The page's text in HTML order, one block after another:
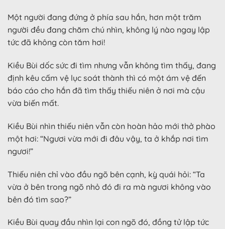
Một người đang đứng ở phía sau hắn, hơn một trăm
người đều đang chăm chú nhìn, không lý nào ngay lập
tức đã không còn tăm hơi!
Kiều Bùi dốc sức đi tìm nhưng vẫn không tìm thấy, đang
định kêu cấm vệ lục soát thành thì có một ám vệ đến
báo cáo cho hắn đã tìm thấy thiếu niên ở nơi mà cậu
vừa biến mất.
Kiều Bùi nhìn thiếu niên vẫn còn hoàn hảo mới thở phào
một hơi: “Ngươi vừa mới đi đâu vậy, ta ở khắp nơi tìm
ngươi!”
Thiếu niên chỉ vào đầu ngõ bên cạnh, kỳ quái hỏi: “Ta
vừa ở bên trong ngõ nhỏ đó đi ra mà ngươi không vào
bên đó tìm sao?”
Kiều Bùi quay đầu nhìn lại con ngõ đó, đồng tử lập tức